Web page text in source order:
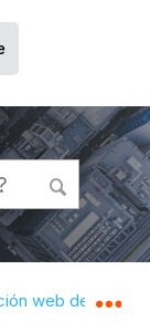
global
web de